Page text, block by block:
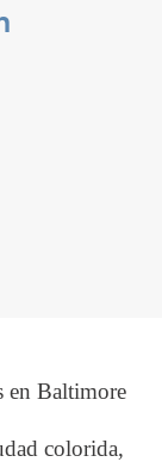
en Baltimore
colorida,